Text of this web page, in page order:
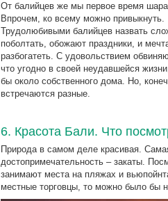
От балийцев же мы первое время
Впрочем, ко всему можно привыкнуть.
Трудолюбивыми балийцев назвать
поболтать, обожают праздники, и
разбогатеть. С удовольствием
что угодно в своей неудавшейся
бы около собственного дома. Но,
встречаются разные.
6. Красота Бали. Что
Природа в самом деле красивая.
достопримечательность – закаты.
занимают места на пляжах и
местные торговцы, то можно было бы